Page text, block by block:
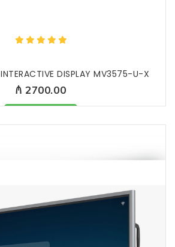
DISPLAY MV3575-U-X
₼ 2700.00
Məhsul mövcuddur